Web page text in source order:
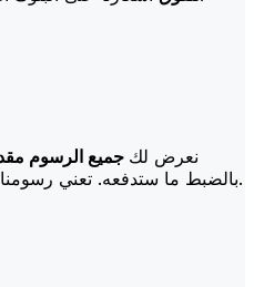
نعرض لك جميع الرسوم
بالضبط ما ستدفعه. تعني رسومنا المنخفضة المزيد من التوفير لك.